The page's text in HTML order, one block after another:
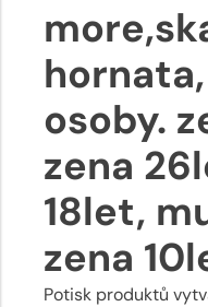
osoby.
zena
18let,
zena
Potisk produktů